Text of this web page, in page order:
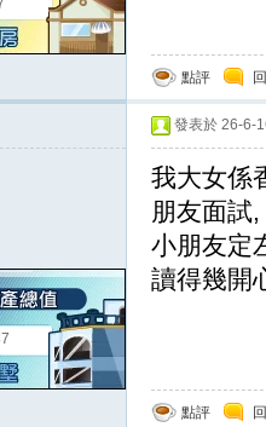
點評
發表於 26-6-
我大女係
朋友面試
小朋友定
讀得幾開
點評